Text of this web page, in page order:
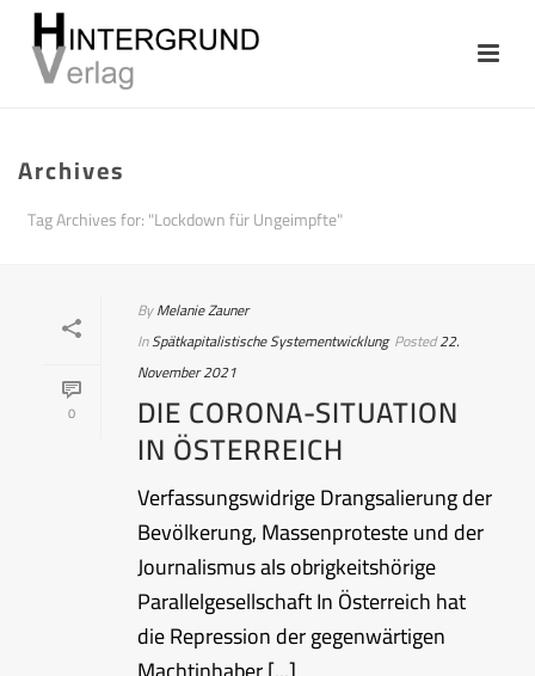
Archives
Tag Archives for: "Lockdown für Ungeimpfte"
0
ByMelanie Zauner
InSpätkapitalistische Systementwicklung Posted22.
November 2021
DIE CORONA-SITUATION
IN ÖSTERREICH
Verfassungswidrige Drangsalierung der
Bevölkerung, Massenproteste und der
Journalismus als obrigkeitshörige
Parallelgesellschaft In Österreich hat
die Repression der gegenwärtigen